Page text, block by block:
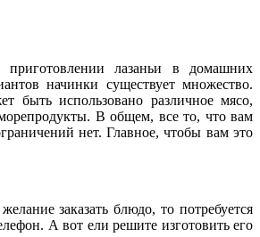
лазаньи в домашних
начинки существует множество.
быть использовано различное мясо,
В общем, все то, что вам
нет. Главное, чтобы вам это
заказать блюдо, то потребуется
А вот ели решите изготовить его